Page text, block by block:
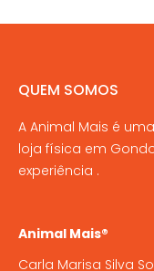
QUEM SOMOS
A Animal Mais é
loja física em
experiência .
Animal Mais®
Carla Marisa Silva